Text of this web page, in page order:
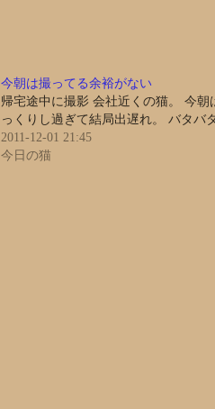
今朝は撮ってる余裕がない
帰宅途中に撮影 会社近くの猫。 今
っくりし過ぎて結局出遅れ。 バタバ
2011-12-01 21:45
今日の猫